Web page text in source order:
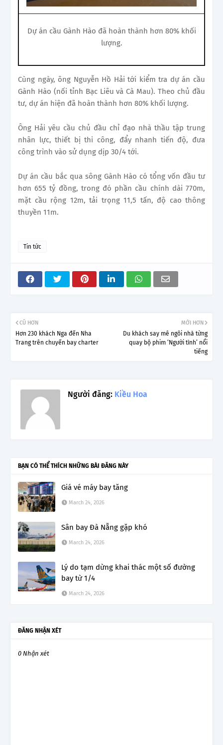
Dự án cầu Gành Hào đã hoàn thành hơn 80% khối
lượng.
Cùng ngày, ông Nguyễn Hồ Hải tới kiểm tra dự án cầu
Gành Hào (nối tỉnh Bạc Liêu và Cà Mau). Theo chủ đầu
tư, dự án hiện đã hoàn thành hơn 80% khối lượng.
Ông Hải yêu cầu chủ đầu chỉ đạo nhà thầu tập trung
nhân lực, thiết bị thi công, đẩy nhanh tiến độ, đưa
công trình vào sử dụng dịp 30/4 tới.
Dự án cầu bắc qua sông Gành Hào có tổng vốn đầu tư
hơn 655 tỷ đồng, trong đó phần cầu chính dài 770m,
mặt cầu rộng 12m, tải trọng 11,5 tấn, độ cao thông
thuyền 11m.
Tin tức
MỚI HƠN
Du khách say mê ngôi nhà từng
quay bộ phim ‘Người tình’ nổi
tiếng
CŨ HƠN
Hơn 230 khách Nga đến Nha
Trang trên chuyến bay charter
Người đăng: Kiều Hoa
BẠN CÓ THỂ THÍCH NHỮNG BÀI ĐĂNG NÀY
Giá vé máy bay tăng
March 24, 2026
Sân bay Đà Nẵng gặp khó
March 24, 2026
Lý do tạm dừng khai thác một số đường
bay từ 1/4
March 24, 2026
ĐĂNG NHẬN XÉT
0 Nhận xét